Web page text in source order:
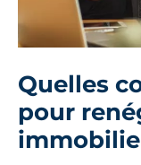
Quelles
pour